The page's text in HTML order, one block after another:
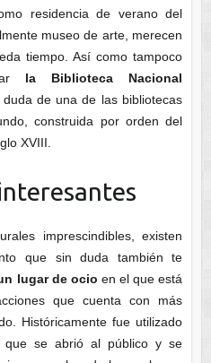
residencia de verano del
museo de arte, merecen
tiempo. Así como tampoco
la Biblioteca Nacional
de una de las bibliotecas
construida por orden del
XVIII.
imprescindibles, existen
que sin duda también te
lugar de ocio en el que está
que cuenta con más
Históricamente fue utilizado
que se abrió al público y se